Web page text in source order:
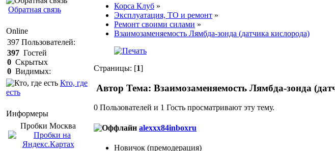
Обратная связь
Online
397 Пользователей:
397 Гостей
0 Скрытых
0 Видимых:
Кто, где
есть
Информеры
Пробки Mосква
Корса Клуб »
Эксплуатация, ТО и ремонт »
Ремонт своими силами »
Взаимозаменяемость Лямбда-зонда (датчика кислорода)
Страницы: [1]
Автор Тема: Взаимозаменяемость Лямбда-зонда
0 Пользователей и 1 Гость просматривают эту тему.
alexxx84inboxru
Новичок (премодерация)